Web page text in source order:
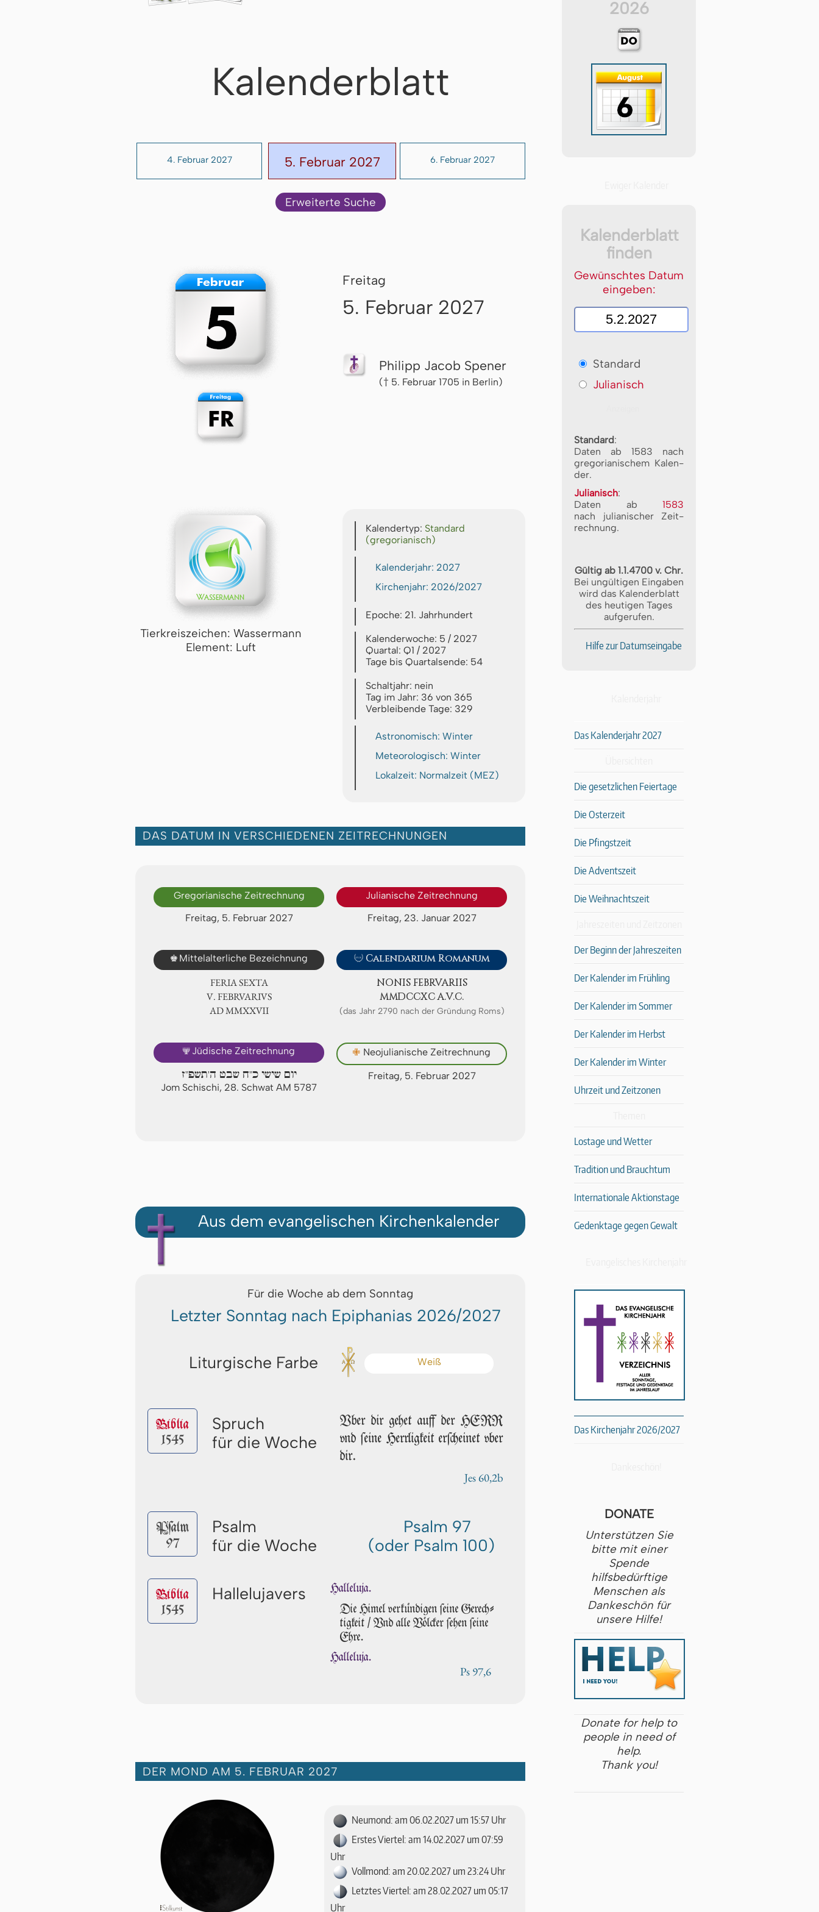
Kalenderblatt
4. Februar 2027 5. Februar 2027 6. Februar 2027
Erweiterte Suche
Freitag
5. Februar 2027
Philipp Jacob Spener
(† 5. Februar 1705 in Berlin)
Tierkreiszeichen: Wassermann
Element: Luft
Kalendertyp: Standard
(gregorianisch)
Kalenderjahr: 2027
Kirchenjahr: 2026/2027
Epoche: 21. Jahrhundert
Kalenderwoche: 5 / 2027
Quartal: Q1 / 2027
Tage bis Quartalsende: 54
Schaltjahr: nein
Tag im Jahr: 36 von 365
Verbleibende Tage: 329
Astronomisch: Winter
Meteorologisch: Winter
Lokalzeit: Normalzeit (MEZ)
DAS DATUM IN VERSCHIEDENEN ZEITRECHNUNGEN
Gregorianische Zeitrechnung
Freitag, 5. Februar 2027
Julianische Zeitrechnung
Freitag, 23. Januar 2027
♚ Mittelalterliche Bezeichnung
FERIA SEXTA
Ⅴ. FEBRVARIVS
AD ⅯⅯⅩⅩⅦ
 Calendarium Romanum
NONIS FE­BRV­A­RI­IS
ⅯⅯⅮⅭⅭⅩⅭ A.V.C.
(das Jahr 2790 nach der Gründung Roms)
🕎 Jüdische Zeitrechnung
יום שישי כ"ח שבט ה'תשפ"ז
Jom Schischi, 28. Schwat AM 5787
✙ Neojulianische Zeitrechnung
Freitag, 5. Februar 2027
Aus dem evangelischen Kirchenkalender
Für die Woche ab dem Sonntag
Letzter Sonntag nach Epiphanias 2026/2027
Liturgische Farbe Weiß
Biblia
1545
Spruch
für die Woche
Vber dir ge­het auff der HERR
vnd ſei­ne Herrligkeit erſcheinet vber
dir.
Jes 60,2b
Pſalm
97
Psalm
für die Woche
Psalm 97
(oder Psalm 100)
Biblia
1545
Hallelujavers
Halleluja.
Die Hi­mel verkündigen ſei­ne Gerech­
tigkeit / Vnd alle Völ­ck­er ſe­hen ſei­ne
Ehre.
Halleluja.
Ps 97,6
DER MOND AM 5. FEBRUAR 2027
Neumond: am 06.02.2027 um 15:57 Uhr
Erstes Viertel: am 14.02.2027 um 07:59
Uhr
Vollmond: am 20.02.2027 um 23:24 Uhr
Letztes Viertel: am 28.02.2027 um 05:17
Uhr
2026
Kalenderblatt
finden
Gewünschtes Datum
eingeben:
Standard
Julianisch
Standard:
Daten ab 1583 nach
gre­go­ri­a­ni­schem Ka­len­
der.
Julianisch:
Daten ab 1583
nach ju­li­a­ni­scher Zeit­
rech­nung.
Gültig ab 1.1.4700 v. Chr.
Bei ungültigen Eingaben
wird das Kalenderblatt
des heutigen Tages
aufgerufen.
Hilfe zur Datumseingabe
Das Kalenderjahr 2027
Die gesetzlichen Feiertage
Die Osterzeit
Die Pfingstzeit
Die Adventszeit
Die Weihnachtszeit
Der Beginn der Jahreszeiten
Der Kalender im Frühling
Der Kalender im Sommer
Der Kalender im Herbst
Der Kalender im Winter
Uhrzeit und Zeitzonen
Lostage und Wetter
Tradition und Brauchtum
Internationale Aktionstage
Gedenktage gegen Gewalt
Das Kirchenjahr 2026/2027
DONATE
Unterstützen Sie
bitte mit einer
Spende
hilfsbedürftige
Menschen als
Dankeschön für
unsere Hilfe!
Donate for help to
people in need of
help.
Thank you!